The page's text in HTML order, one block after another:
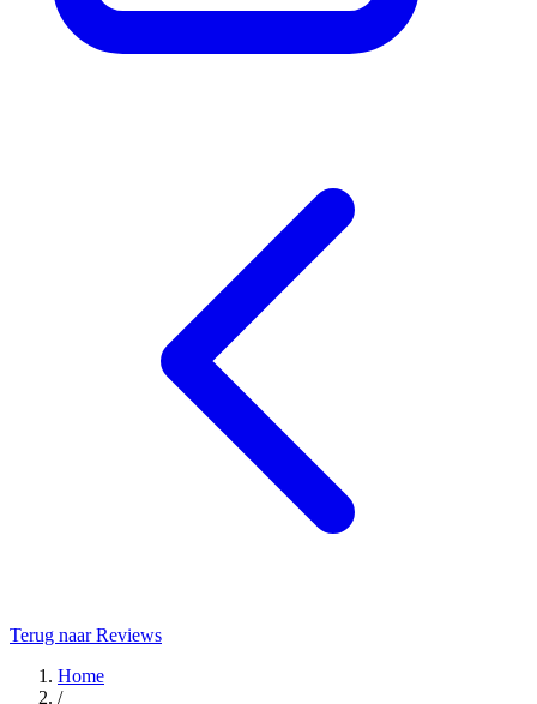
Terug naar Reviews
Home
/